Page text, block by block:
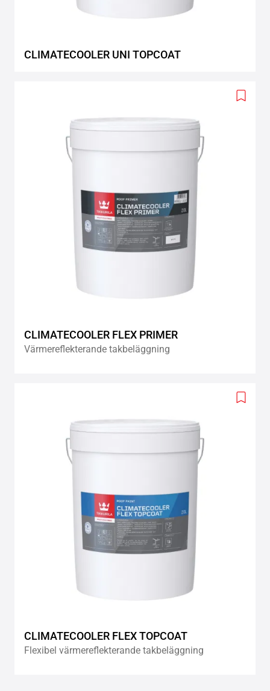
CLIMATECOOLER UNI TOPCOAT
Add
CLIMATECOOLER FLEX PRIMER
Värmereflekterande takbeläggning
Add
CLIMATECOOLER FLEX TOPCOAT
Flexibel värmereflekterande takbeläggning